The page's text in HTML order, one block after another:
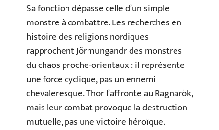
Sa fonction dépasse celle d’un simple
monstre à combattre. Les recherches en
histoire des religions nordiques
rapprochent Jörmungandr des monstres
du chaos proche-orientaux : il représente
une force cyclique, pas un ennemi
chevaleresque. Thor l’affronte au Ragnarök,
mais leur combat provoque la destruction
mutuelle, pas une victoire héroïque.